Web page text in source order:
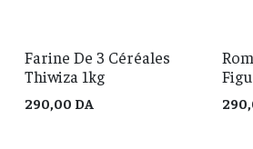
Farine De 3 Céréales
Thiwiza 1kg
290,00 DA